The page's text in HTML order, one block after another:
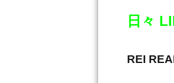
日々
REI